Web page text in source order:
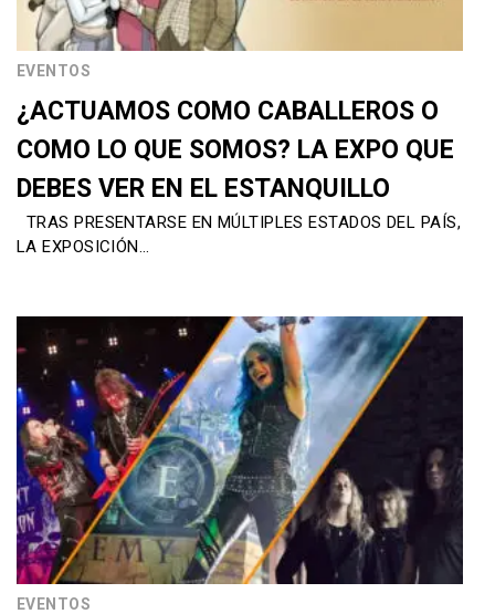
EVENTOS
¿ACTUAMOS COMO CABALLEROS O
COMO LO QUE SOMOS? LA EXPO QUE
DEBES VER EN EL ESTANQUILLO
TRAS PRESENTARSE EN MÚLTIPLES ESTADOS DEL PAÍS,
LA EXPOSICIÓN…
EVENTOS